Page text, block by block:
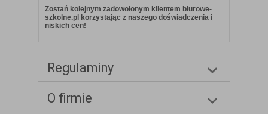
Zostań kolejnym zadowolonym klientem biurowe-
szkolne.pl korzystając z naszego doświadczenia i
niskich cen!
Regulaminy
O firmie